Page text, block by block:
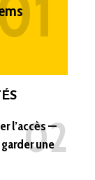
l’accès —
une